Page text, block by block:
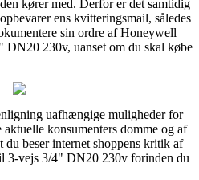
kører med. Derfor er det samtidig
ens kvitteringsmail, således
sin ordre af Honeywell
230v, uanset om du skal købe
uafhængige muligheder for
konsumenters domme og af
du beser internet shoppens kritik af
3-vejs 3/4" DN20 230v forinden du